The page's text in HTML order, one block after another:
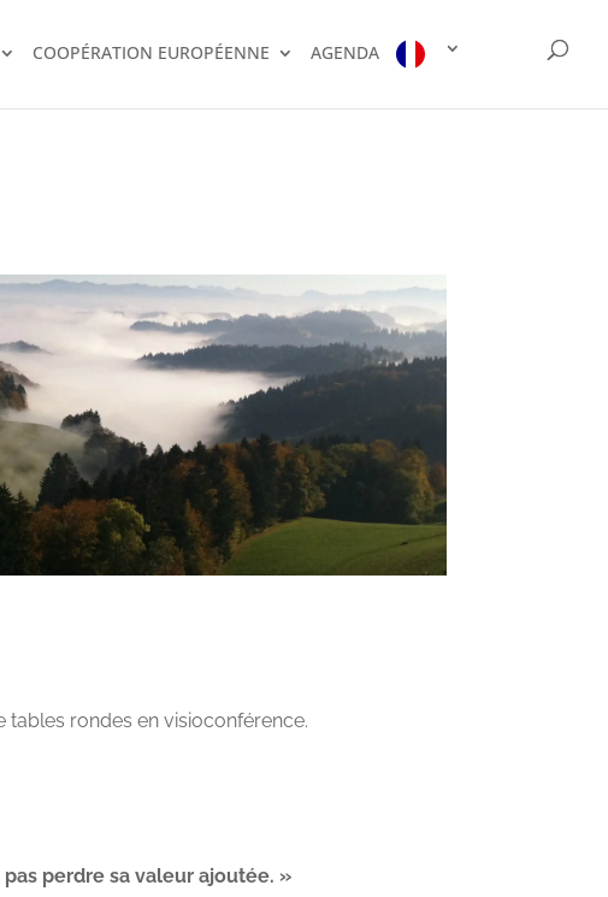
COOPÉRATION EUROPÉENNE AGENDA
rondes en visioconférence.
perdre sa valeur ajoutée. »